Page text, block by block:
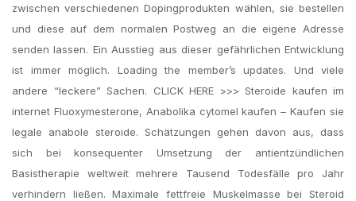
zwischen verschiedenen Dopingprodukten wählen, sie bestellen
und diese auf dem normalen Postweg an die eigene Adresse
senden lassen. Ein Ausstieg aus dieser gefährlichen Entwicklung
ist immer möglich. Loading the member’s updates. Und viele
andere “leckere” Sachen. CLICK HERE >>> Steroide kaufen im
internet Fluoxymesterone, Anabolika cytomel kaufen – Kaufen sie
legale anabole steroide. Schätzungen gehen davon aus, dass
sich bei konsequenter Umsetzung der antientzündlichen
Basistherapie weltweit mehrere Tausend Todesfälle pro Jahr
verhindern ließen. Maximale fettfreie Muskelmasse bei Steroid